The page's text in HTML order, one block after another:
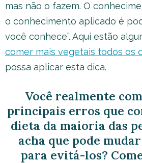
mas não o fazem. O
o conhecimento aplicado é
você conhece”. Aqui estão
comer mais vegetais todos os
possa aplicar esta dica.
Você realmente
principais erros que
dieta da maioria das
acha que pode
para evitá-los?